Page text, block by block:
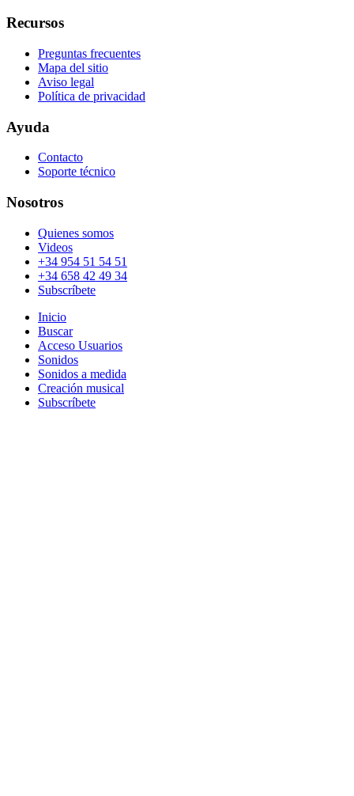
Recursos
Preguntas frecuentes
Mapa del sitio
Aviso legal
Política de privacidad
Ayuda
Contacto
Soporte técnico
Nosotros
Quienes somos
Videos
+34 954 51 54 51
+34 658 42 49 34
Subscríbete
Inicio
Buscar
Acceso Usuarios
Sonidos
Sonidos a medida
Creación musical
Subscríbete